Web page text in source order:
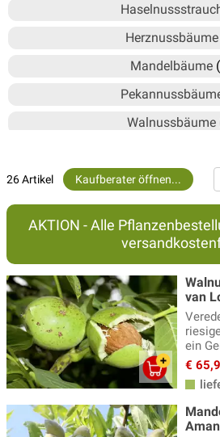
Herznussbäume
Mandelbäume
Walnussbäume
26 Artikel Kaufberater öffnen...
AKTION - Alle
van
ein
€